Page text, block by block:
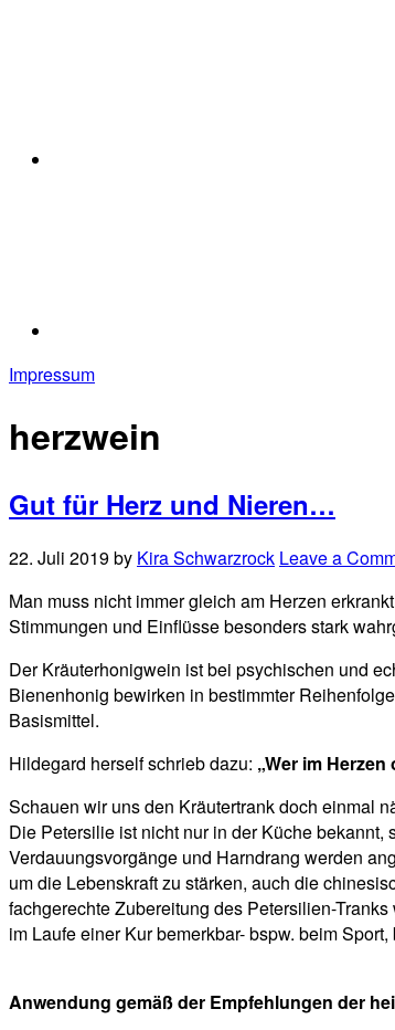
Impressum
herzwein
Gut für Herz und Nieren…
22. Juli 2019by Kira Schwarzrock Leave a
Man muss nicht immer gleich am Herzen
Stimmungen und Einflüsse besonders stark
Der Kräuterhonigwein ist bei psychischen und
Bienenhonig bewirken in bestimmter
Basismittel.
Hildegard herself schrieb dazu: „Wer im
Schauen wir uns den Kräutertrank doch einmal
Die Petersilie ist nicht nur in der Küche
Verdauungsvorgänge und Harndrang werden
um die Lebenskraft zu stärken, auch die
fachgerechte Zubereitung des Petersilien-
im Laufe einer Kur bemerkbar- bspw. beim
Anwendung gemäß der Empfehlungen der